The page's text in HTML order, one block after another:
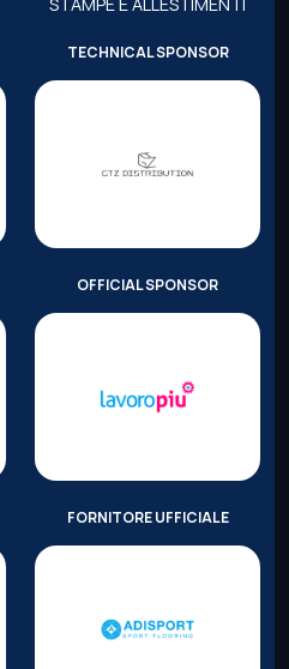
TECHNICAL SPONSOR
OFFICIAL SPONSOR
FORNITORE UFFICIALE